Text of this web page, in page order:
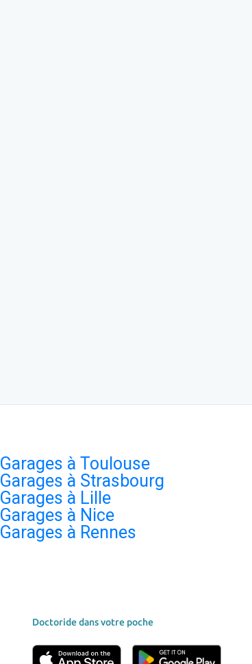
Garages à Toulouse
Garages à Strasbourg
Garages à Lille
Garages à Nice
Garages à Rennes
Doctoride dans votre poche